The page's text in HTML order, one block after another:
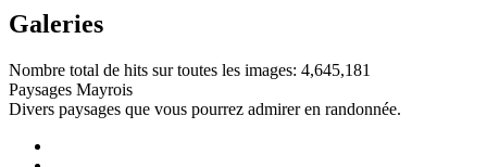
Galeries
Nombre total de hits sur toutes les images: 4,645,181
Paysages Mayrois
Divers paysages que vous pourrez admirer en randonnée.